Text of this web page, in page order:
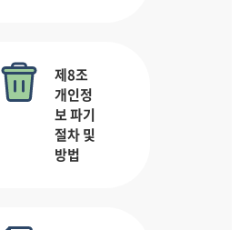
제8조
개인정
보 파기
절차 및
방법